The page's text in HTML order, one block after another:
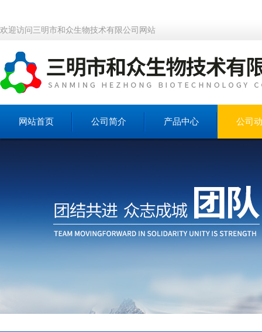
欢迎访问三明市和众生物技术有限公司网站
网站首页 公司简介 产品中心 公司